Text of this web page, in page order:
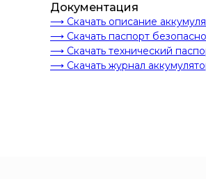
Документация
⟶ Скачать описание
⟶ Скачать паспорт
⟶ Скачать технический
⟶ Скачать журнал